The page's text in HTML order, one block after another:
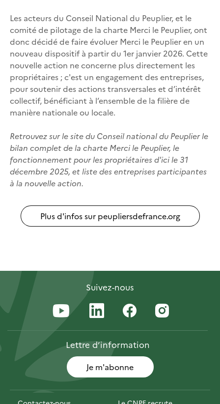
Les acteurs du Conseil National du Peuplier, et le
comité de pilotage de la charte Merci le Peuplier, ont
donc décidé de faire évoluer Merci le Peuplier en un
nouveau dispositif à partir du 1er janvier 2026. Cette
nouvelle action ne concerne plus directement les
propriétaires ; c'est un engagement des entreprises,
pour soutenir des actions transversales et d’intérêt
collectif, bénéficiant à l’ensemble de la filière de
manière nationale ou locale.
Retrouvez sur le site du Conseil national du Peuplier le
bilan complet de la charte Merci le Peuplier, le
fonctionnement pour les propriétaires d'ici le 31
décembre 2025, et liste des entreprises participantes
à la nouvelle action.
Plus d'infos sur peupliersdefrance.org
Suivez-nous
Lettred’information
Je m'abonne